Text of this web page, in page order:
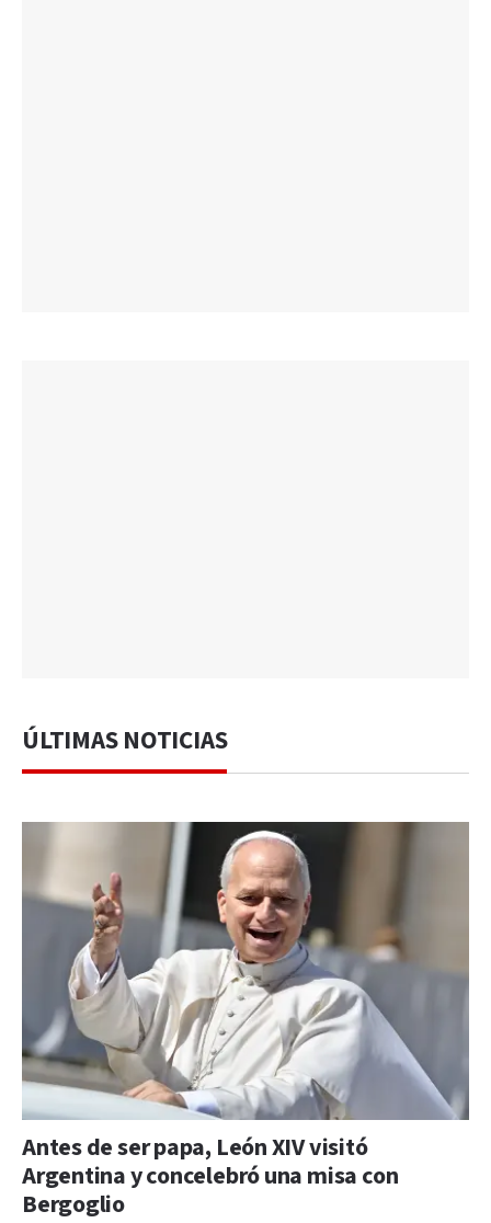
ÚLTIMAS NOTICIAS
Antes de ser papa, León XIV visitó
Argentina y concelebró una misa con
Bergoglio